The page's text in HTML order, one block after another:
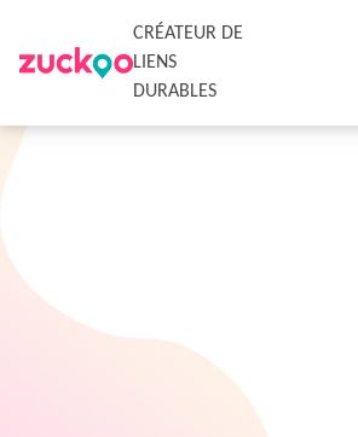
CRÉATEUR DE
LIENS
DURABLES